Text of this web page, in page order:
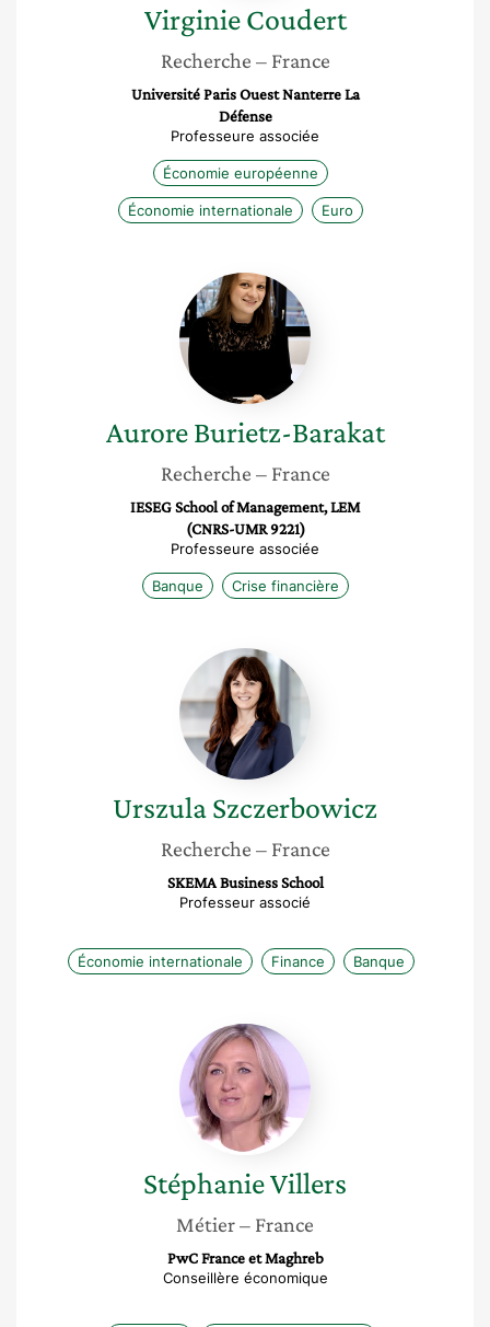
Virginie Coudert
Recherche – France
Université Paris Ouest Nanterre La
Défense
Professeure associée
Économie européenne
Économie internationale Euro
Aurore
Burietz-
Barakat
Aurore Burietz-Barakat
Recherche – France
IESEG School of Management, LEM
(CNRS-UMR 9221)
Professeure associée
Banque Crise financière
Urszula
Szczerbowicz
UrszulaSzczerbowicz
Recherche – France
SKEMA Business School
Professeur associé
Économie internationale Finance Banque
Stéphanie
Villers
StéphanieVillers
Métier– France
PwC France et Maghreb
Conseillère économique